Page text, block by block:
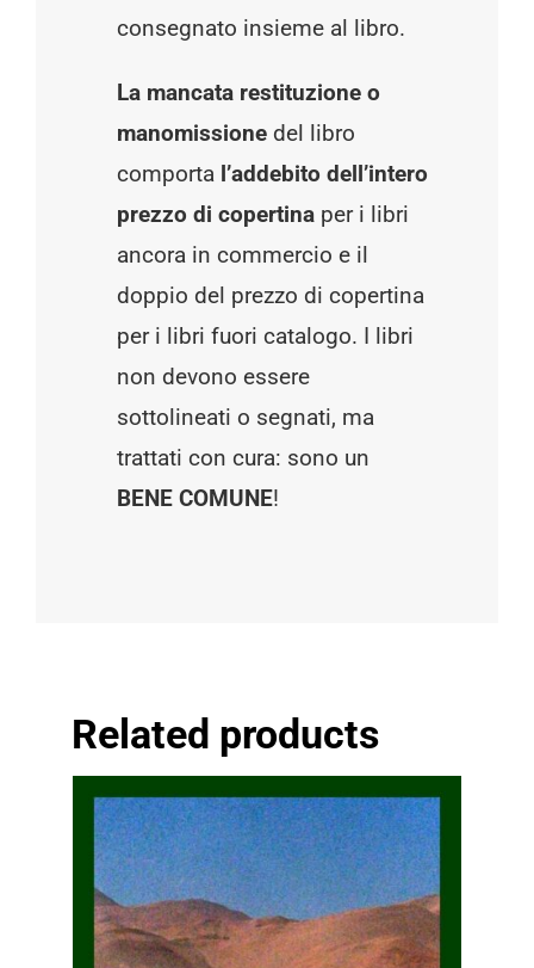
consegnato insieme al libro.
La mancata restituzione o
manomissione del libro
comportal’addebito dell’intero
prezzo di copertina per i libri
ancora in commercio e il
doppio del prezzo di copertina
per i libri fuori catalogo. I libri
non devono essere
sottolineati o segnati, ma
trattati con cura: sono un
BENE COMUNE!
Related products